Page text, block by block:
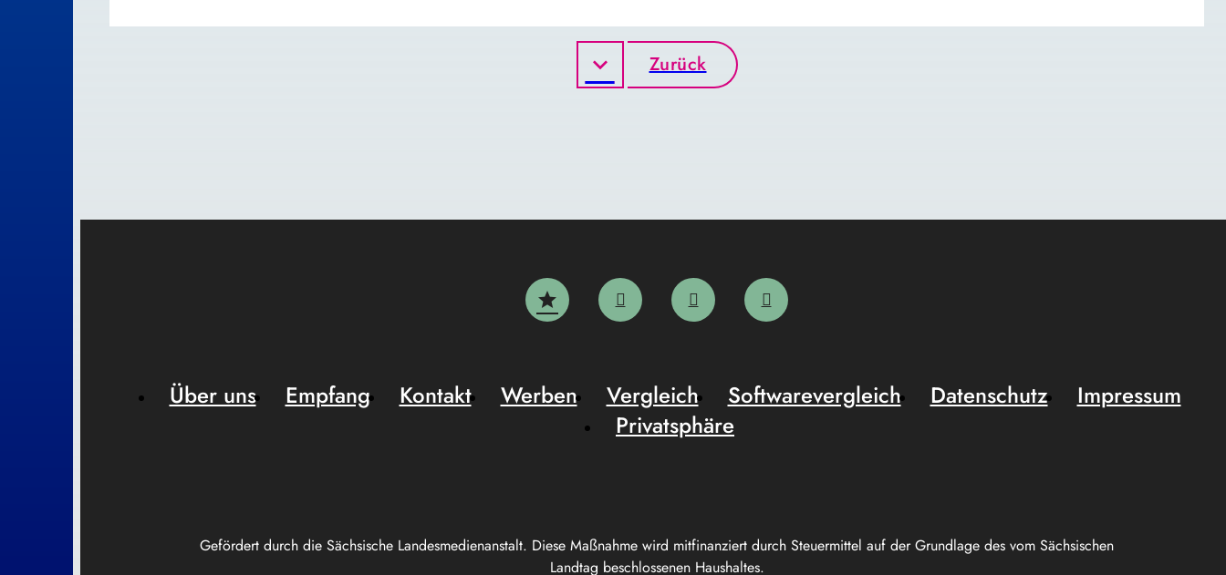
Zurück
Gefördert durch die Sächsische Landesmedienanstalt. Diese Maßnahme wird mitfinanziert durch Steuermittel auf der Grundlage des vom Sächsischen
Landtag beschlossenen Haushaltes.
Über uns Empfang Kontakt Werben Vergleich Softwarevergleich Datenschutz
Impressum
Privatsphäre